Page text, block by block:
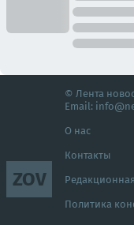
ZOV
© Лента
Email:
О нас
Контакты
Политика